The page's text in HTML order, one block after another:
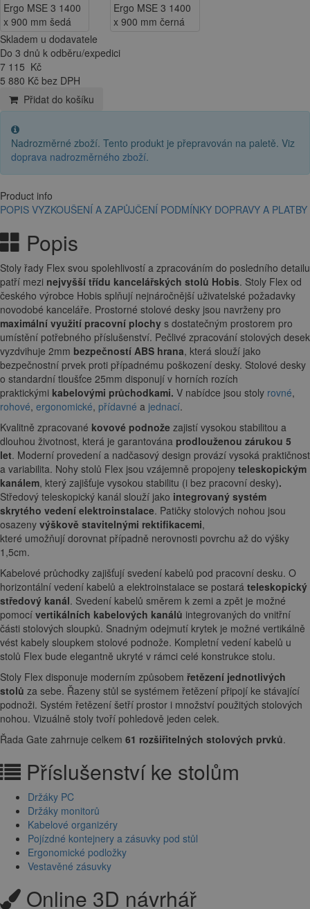
Skladem u dodavatele
Do 3 dnů k odběru/expedici
7 115 Kč
5 880 Kč bez DPH
Přidat do košíku
Nadrozměrné zboží. Tento produkt je přepravován na paletě. Viz
doprava nadrozměrného zboží.
Product info
POPIS VYZKOUŠENÍ A ZAPŮJČENÍ PODMÍNKY DOPRAVY A PLATBY
Popis
Stoly řady Flex svou spolehlivostí a zpracováním do posledního detailu
patří mezi nejvyšší třídu kancelářských stolů Hobis. Stoly Flex od
českého výrobce Hobis splňují nejnáročnější uživatelské požadavky
novodobé kanceláře. Prostorné stolové desky jsou navrženy pro
maximální využití pracovní plochy s dostatečným prostorem pro
umístění potřebného příslušenství. Pečlivé zpracování stolových desek
vyzdvihuje 2mm bezpečností ABS hrana, která slouží jako
bezpečnostní prvek proti případnému poškození desky. Stolové desky
o standardní tloušťce 25mm disponují v horních rozích
praktickými kabelovými průchodkami. V nabídce jsou stoly rovné,
rohové, ergonomické, přídavné a jednací.
Kvalitně zpracované kovové podnože zajistí vysokou stabilitou a
dlouhou životnost, která je garantována prodlouženou zárukou 5
let. Moderní provedení a nadčasový design provází vysoká praktičnost
a variabilita. Nohy stolů Flex jsou vzájemně propojeny teleskopickým
kanálem, který zajišťuje vysokou stabilitu (i bez pracovní desky).
Středový teleskopický kanál slouží jako integrovaný systém
skrytého vedení elektroinstalace. Patičky stolových nohou jsou
osazeny výškově stavitelnými rektifikacemi,
které umožňují dorovnat případně nerovnosti povrchu až do výšky
1,5cm.
Kabelové průchodky zajišťují svedení kabelů pod pracovní desku. O
horizontální vedení kabelů a elektroinstalace se postará teleskopický
středový kanál. Svedení kabelů směrem k zemi a zpět je možné
pomocí vertikálních kabelových kanálů integrovaných do vnitřní
části stolových sloupků. Snadným odejmutí krytek je možné vertikálně
vést kabely sloupkem stolové podnože. Kompletní vedení kabelů u
stolů Flex bude elegantně ukryté v rámci celé konstrukce stolu.
Stoly Flex disponuje moderním způsobem řetězení jednotlivých
stolů za sebe. Řazeny stůl se systémem řetězení připojí ke stávající
podnoži. Systém řetězení šetří prostor i množství použitých stolových
nohou. Vizuálně stoly tvoří pohledově jeden celek.
Řada Gate zahrnuje celkem 61 rozšiřitelných stolových prvků.
Příslušenství ke stolům
Držáky PC
Držáky monitorů
Kabelové organizéry
Pojízdné kontejnery a zásuvky pod stůl
Ergonomické podložky
Vestavěné zásuvky
Online 3D návrhář